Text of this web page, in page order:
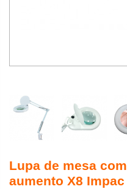
Lupa de mesa
aumento X8 Impac